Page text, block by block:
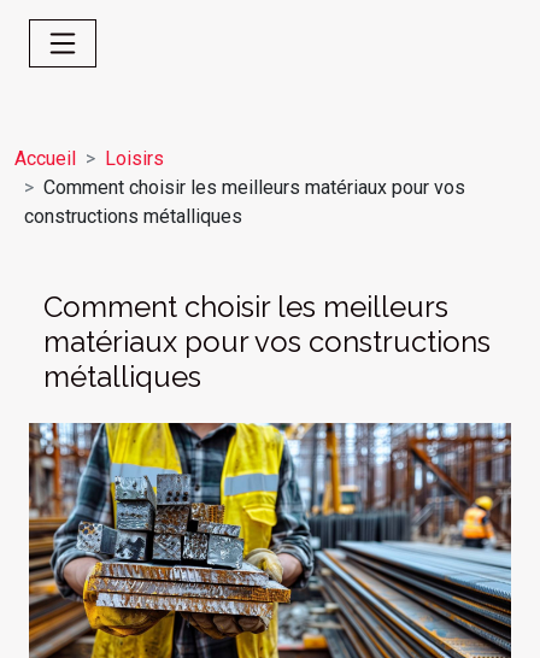
Accueil
Loisirs
Comment choisir les meilleurs matériaux pour vos
constructions métalliques
Comment choisir les meilleurs
matériaux pour vos constructions
métalliques